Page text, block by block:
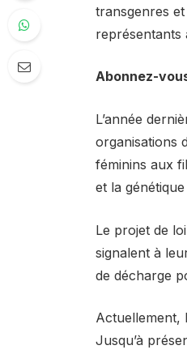
transgenres
représentants
Abonnez-
L’année
organisations
féminins aux
et la
Le projet de
signalent à
de décharge
Actuellement,
Jusqu’à